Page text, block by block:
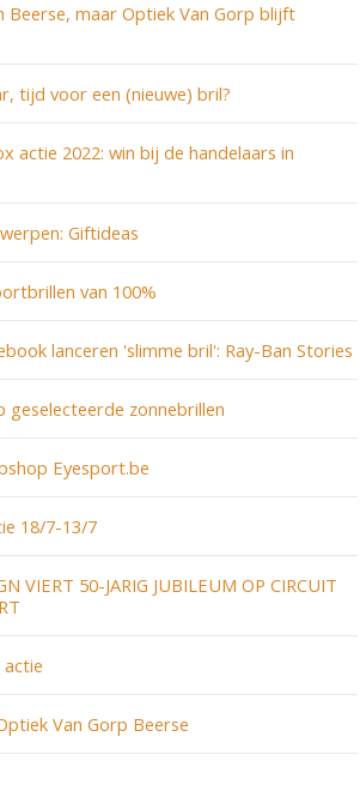
Beerse, maar Optiek Van Gorp blijft
tijd voor een (nieuwe) bril?
actie 2022: win bij de handelaars in
Giftideas
van 100%
lanceren 'slimme bril': Ray-Ban Stories
geselecteerde zonnebrillen
Eyesport.be
18/7-13/7
VIERT 50-JARIG JUBILEUM OP CIRCUIT
Van Gorp Beerse